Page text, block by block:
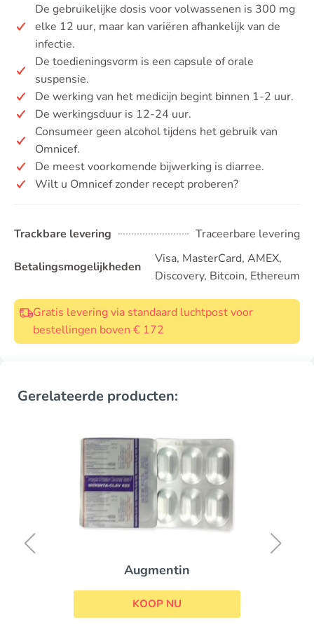
De gebruikelijke dosis voor volwassenen is 300 mg
elke 12 uur, maar kan variëren afhankelijk van de
infectie.
De toedieningsvorm is een capsule of orale
suspensie.
De werking van het medicijn begint binnen 1-2 uur.
De werkingsduur is 12-24 uur.
Consumeer geen alcohol tijdens het gebruik van
Omnicef.
De meest voorkomende bijwerking is diarree.
Wilt u Omnicef zonder recept proberen?
Trackbare levering Traceerbare levering
Betalingsmogelijkheden
Visa, MasterCard, AMEX,
Discovery, Bitcoin, Ethereum
Gratis levering via standaard luchtpost voor
bestellingen boven € 172
Gerelateerde producten:
Augmentin
KOOP NU